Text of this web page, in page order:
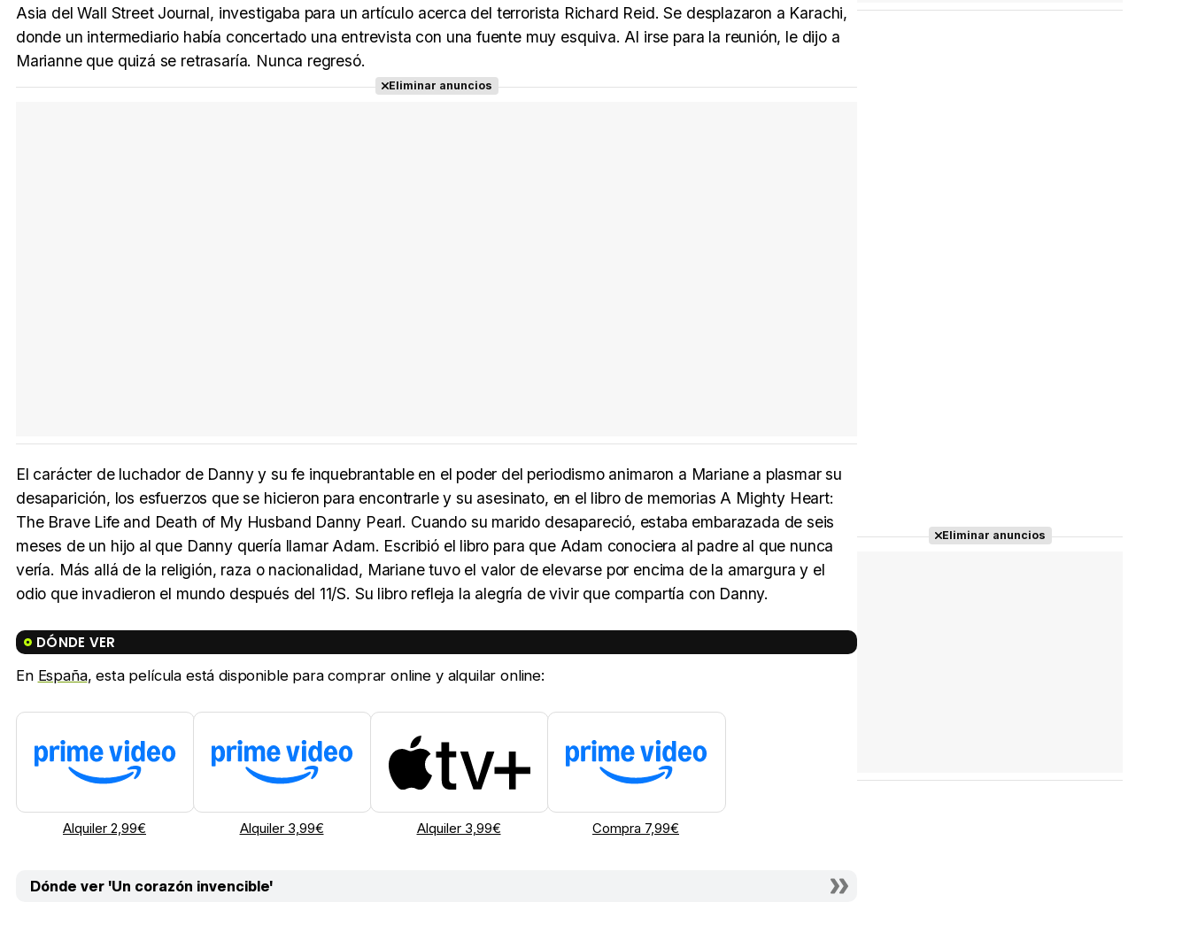
Tráiler en español 'Outcome' (2026)
Asia del Wall Street Journal, investigaba para un artículo acerca del terrorista Richard Reid. Se desplazaron a Karachi,
donde un intermediario había concertado una entrevista con una fuente muy esquiva. Al irse para la reunión, le dijo a
Marianne que quizá se retrasaría. Nunca regresó.
Eliminar anuncios
El carácter de luchador de Danny y su fe inquebrantable en el poder del periodismo animaron a Mariane a plasmar su
desaparición, los esfuerzos que se hicieron para encontrarle y su asesinato, en el libro de memorias A Mighty Heart:
The Brave Life and Death of My Husband Danny Pearl. Cuando su marido desapareció, estaba embarazada de seis
meses de un hijo al que Danny quería llamar Adam. Escribió el libro para que Adam conociera al padre al que nunca
vería. Más allá de la religión, raza o nacionalidad, Mariane tuvo el valor de elevarse por encima de la amargura y el
odio que invadieron el mundo después del 11/S. Su libro refleja la alegría de vivir que compartía con Danny.
DÓNDE VER
En España, esta película está disponible para comprar online y alquilar online:
Alquiler 2,99€ Alquiler 3,99€ Alquiler 3,99€ Compra 7,99€
Dónde ver 'Un corazón invencible'
Eliminar anuncios